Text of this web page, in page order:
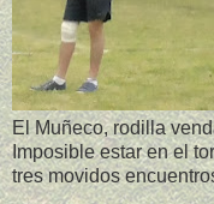
El Muñeco, rodilla
Imposible estar en el
tres movidos